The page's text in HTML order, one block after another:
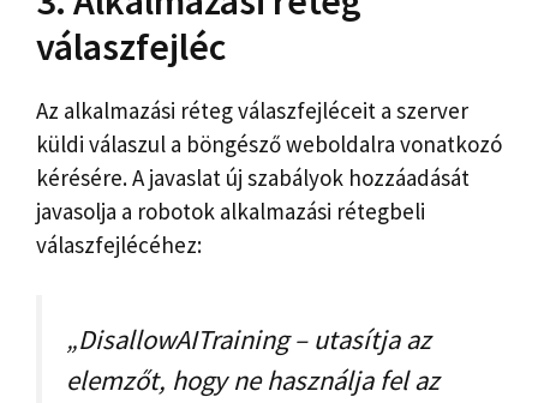
válaszfejléc
Az alkalmazási réteg válaszfejléceit a szerver
küldi válaszul a böngésző weboldalra vonatkozó
kérésére. A javaslat új szabályok hozzáadását
javasolja a robotok alkalmazási rétegbeli
válaszfejlécéhez:
„DisallowAITraining – utasítja az
elemzőt, hogy ne használja fel az